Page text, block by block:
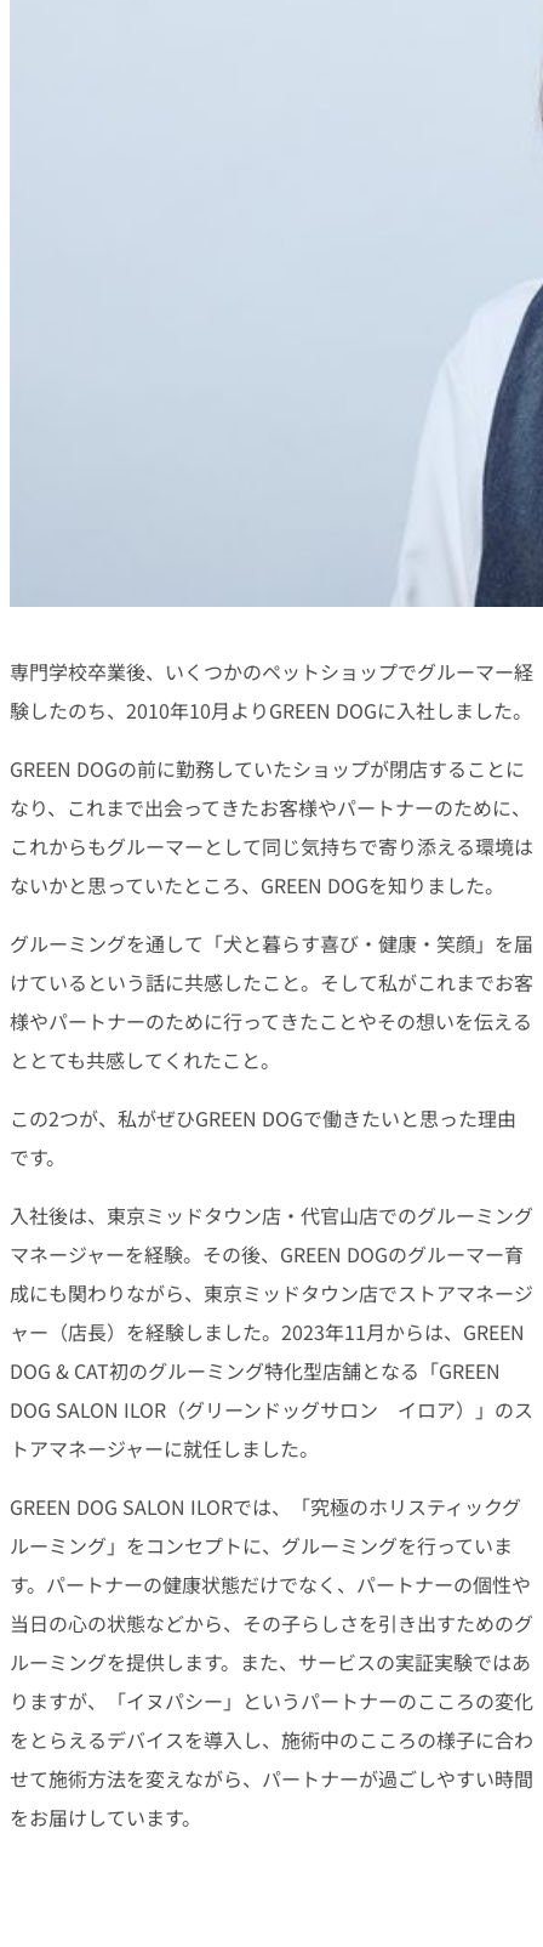
専門学校卒業後、いくつかのペットショップでグルーマー経
験したのち、2010年10月よりGREEN DOGに入社しました。
GREEN DOGの前に勤務していたショップが閉店することに
なり、これまで出会ってきたお客様やパートナーのために、
これからもグルーマーとして同じ気持ちで寄り添える環境は
ないかと思っていたところ、GREEN DOGを知りました。
グルーミングを通して「犬と暮らす喜び・健康・笑顔」を届
けているという話に共感したこと。そして私がこれまでお客
様やパートナーのために行ってきたことやその想いを伝える
ととても共感してくれたこと。
この2つが、私がぜひGREEN DOGで働きたいと思った理由
です。
入社後は、東京ミッドタウン店・代官山店でのグルーミング
マネージャーを経験。その後、GREEN DOGのグルーマー育
成にも関わりながら、東京ミッドタウン店でストアマネージ
ャー（店長）を経験しました。2023年11月からは、GREEN
DOG & CAT初のグルーミング特化型店舗となる「GREEN
DOG SALON ILOR（グリーンドッグサロン イロア）」のス
トアマネージャーに就任しました。
GREEN DOG SALON ILORでは、「究極のホリスティックグ
ルーミング」をコンセプトに、グルーミングを行っていま
す。パートナーの健康状態だけでなく、パートナーの個性や
当日の心の状態などから、その子らしさを引き出すためのグ
ルーミングを提供します。また、サービスの実証実験ではあ
りますが、「イヌパシー」というパートナーのこころの変化
をとらえるデバイスを導入し、施術中のこころの様子に合わ
せて施術方法を変えながら、パートナーが過ごしやすい時間
をお届けしています。